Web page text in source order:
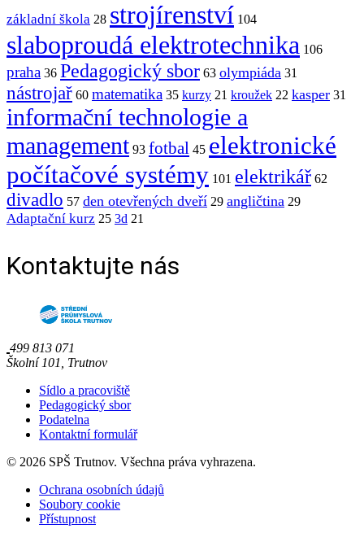
základní škola 28 strojírenství 104
slaboproudá elektrotechnika 106
praha 36 Pedagogický sbor 63 olympiáda 31
nástrojař 60 matematika 35 kurzy 21 kroužek 22 kasper 31
informační technologie a
management 93 fotbal 45 elektronické
počítačové systémy 101 elektrikář 62
divadlo 57 den otevřených dveří 29 angličtina 29
Adaptační kurz 25 3d 21
Kontaktujte nás
499 813 071
Školní 101, Trutnov
Sídlo a pracoviště
Pedagogický sbor
Podatelna
Kontaktní formulář
© 2026 SPŠ Trutnov. Všechna práva vyhrazena.
Ochrana osobních údajů
Soubory cookie
Přístupnost